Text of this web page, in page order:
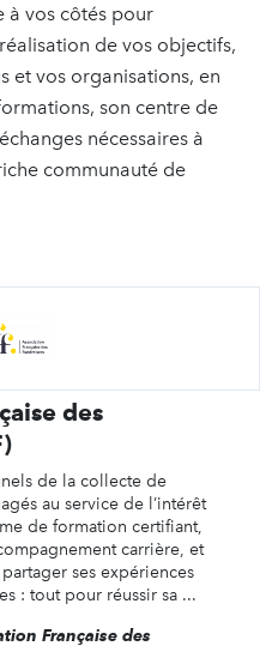
à vos côtés pour
de vos objectifs,
et vos organisations, en
son centre de
nécessaires à
communauté de
des
de la collecte de
au service de l’intérêt
de formation certifiant,
carrière, et
ses expériences
: tout pour réussir sa ...
Française des